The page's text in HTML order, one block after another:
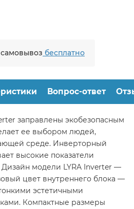
бесплатно
Вопрос-ответ
заправлены экобезопасным
ее выбором людей,
среде. Инверторный
высокие показатели
модели LYRA Inverter —
цвет внутреннего блока —
эстетичными
Компактные размеры